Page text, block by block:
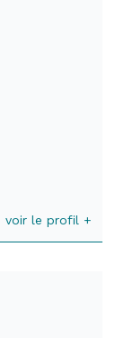
voir le profil +